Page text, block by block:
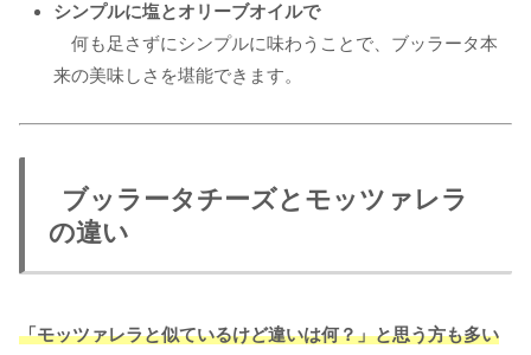
シンプルに塩とオリーブオイルで
何も足さずにシンプルに味わうことで、ブッラータ本
来の美味しさを堪能できます。
ブッラータチーズとモッツァレラ
の違い
「モッツァレラと似ているけど違いは何？」と思う方も多い